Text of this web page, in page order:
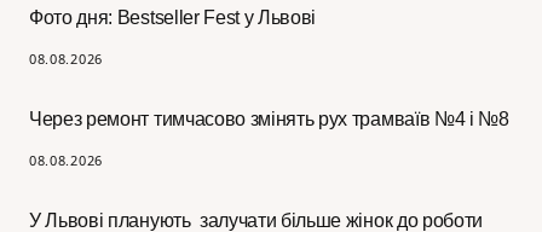
Фото дня: Bestseller Fest у Львові
08.08.2026
Через ремонт тимчасово змінять рух трамваїв №4 і №8
08.08.2026
У Львові планують залучати більше жінок до роботи